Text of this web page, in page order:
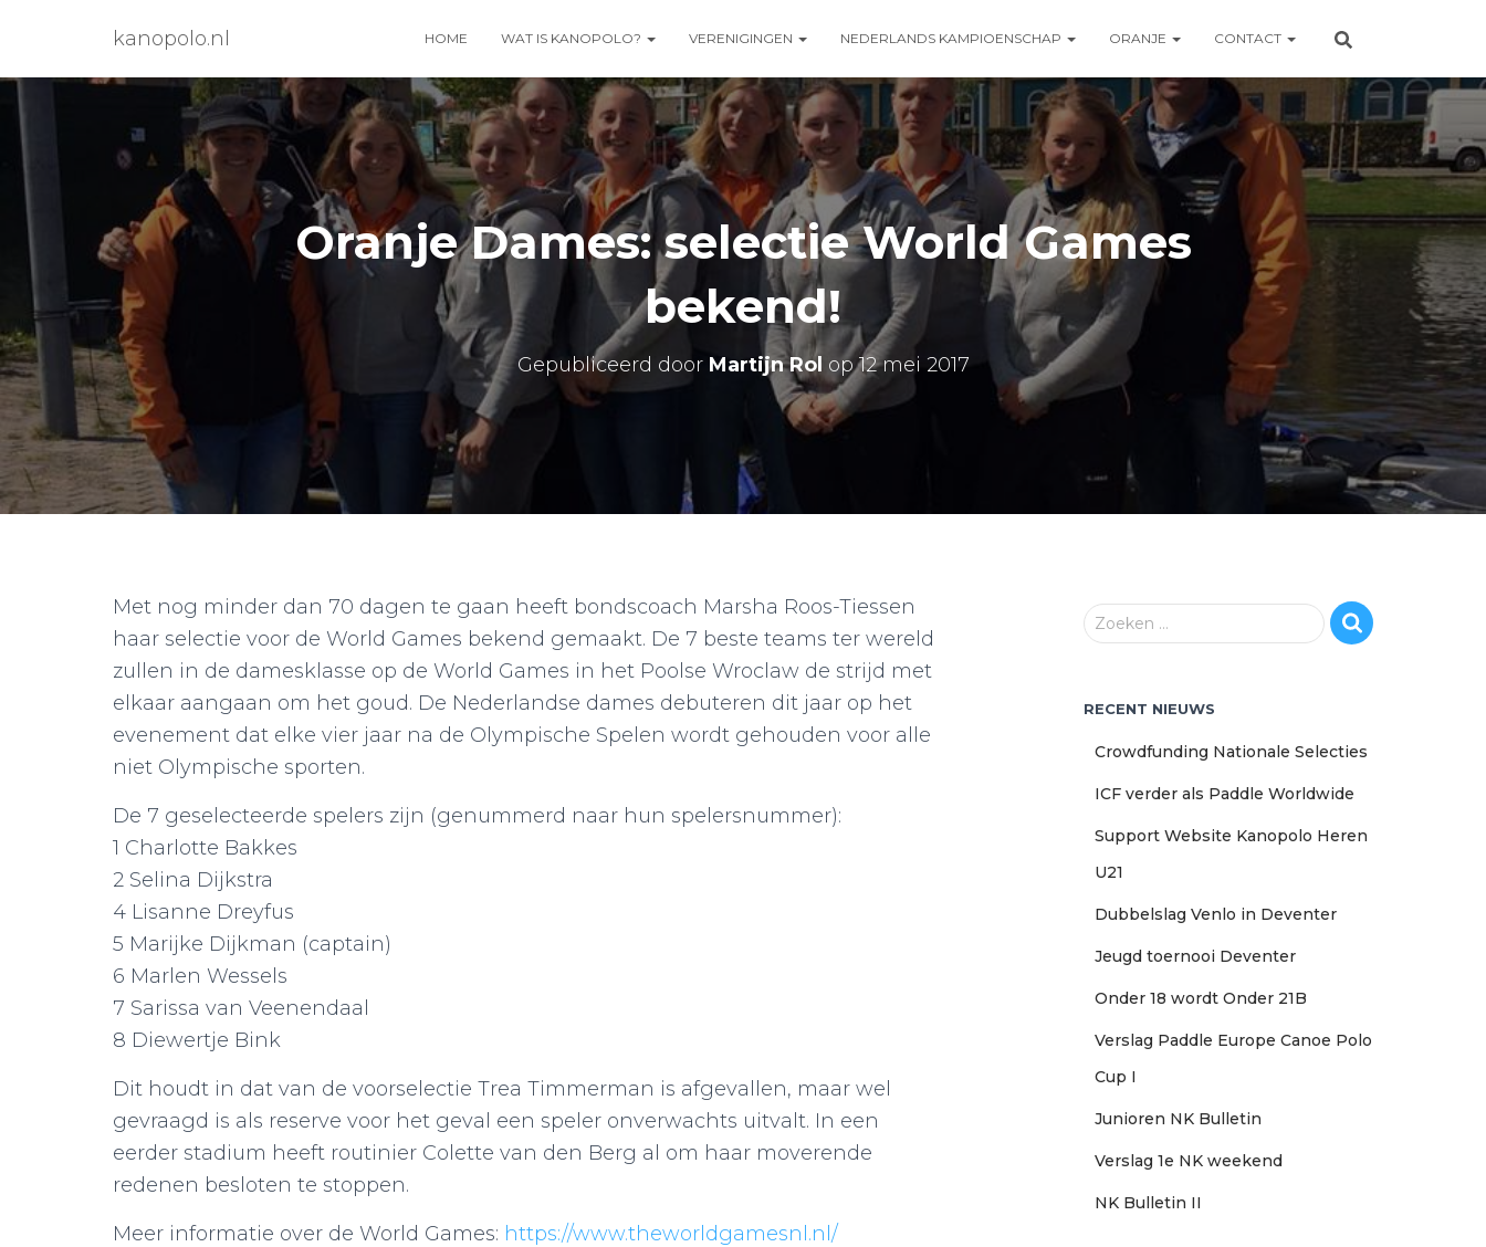
kanopolo.nl HOME WAT IS KANOPOLO? VERENIGINGEN NEDERLANDS KAMPIOENSCHAP ORANJE CONTACT
Oranje Dames: selectie World Games
bekend!
Gepubliceerd door Martijn Rol op12 mei 2017
Met nog minder dan 70 dagen te gaan heeft bondscoach Marsha Roos-Tiessen
haar selectie voor de World Games bekend gemaakt. De 7 beste teams ter wereld
zullen in de damesklasse op de World Games in het Poolse Wroclaw de strijd met
elkaar aangaan om het goud. De Nederlandse dames debuteren dit jaar op het
evenement dat elke vier jaar na de Olympische Spelen wordt gehouden voor alle
niet Olympische sporten.
De 7 geselecteerde spelers zijn (genummerd naar hun spelersnummer):
1 Charlotte Bakkes
2 Selina Dijkstra
4 Lisanne Dreyfus
5 Marijke Dijkman (captain)
6 Marlen Wessels
7 Sarissa van Veenendaal
8 Diewertje Bink
Dit houdt in dat van de voorselectie Trea Timmerman is afgevallen, maar wel
gevraagd is als reserve voor het geval een speler onverwachts uitvalt. In een
eerder stadium heeft routinier Colette van den Berg al om haar moverende
redenen besloten te stoppen.
Meer informatie over de World Games: https://www.theworldgamesnl.nl/
Z
e
Zoeken …
RECENT NIEUWS
Crowdfunding Nationale Selecties
ICF verder als Paddle Worldwide
Support Website Kanopolo Heren
U21
Dubbelslag Venlo in Deventer
Jeugd toernooi Deventer
Onder 18 wordt Onder 21B
Verslag Paddle Europe Canoe Polo
Cup I
Junioren NK Bulletin
Verslag 1e NK weekend
NK Bulletin II